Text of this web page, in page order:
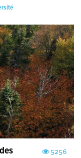
5256